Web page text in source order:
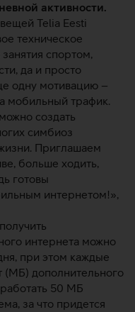
активности.
Telia Eesti
техническое
спортом,
да и просто
одну мотивацию –
мобильный трафик.
создать
симбиоз
Приглашаем
больше ходить,
готовы
интернетом!»,
интернета можно
при этом каждые
(МБ) дополнительного
50 МБ
за что придется